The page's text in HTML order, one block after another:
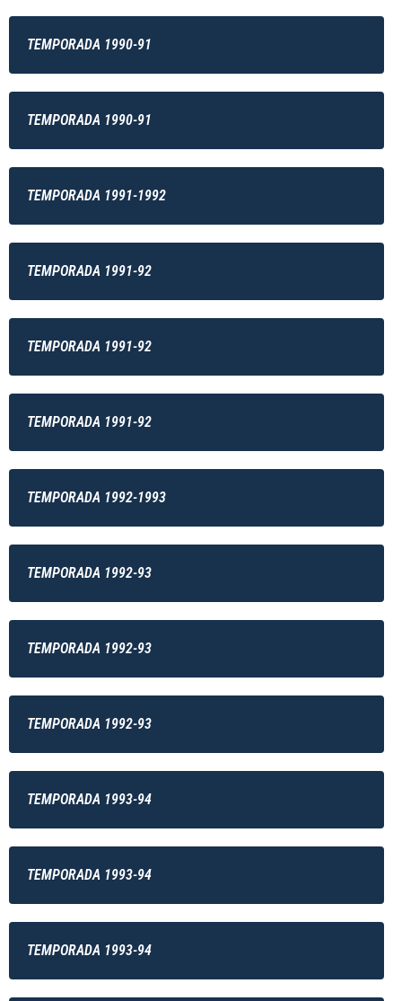
TEMPORADA 1990-91
TEMPORADA 1990-91
TEMPORADA 1991-1992
TEMPORADA 1991-92
TEMPORADA 1991-92
TEMPORADA 1991-92
TEMPORADA 1992-1993
TEMPORADA 1992-93
TEMPORADA 1992-93
TEMPORADA 1992-93
TEMPORADA 1993-94
TEMPORADA 1993-94
TEMPORADA 1993-94